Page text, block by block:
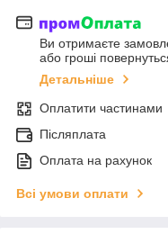
Ви отримаєте
або гроші
Детальніше
Оплатити частинами
Післяплата
Оплата на рахунок
Всі умови оплати